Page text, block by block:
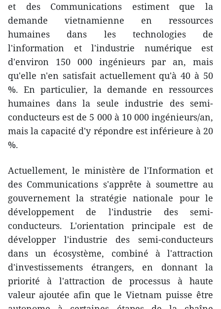
et des Communications estiment que la
demande vietnamienne en ressources
humaines dans les technologies de
l'information et l'industrie numérique est
d'environ 150 000 ingénieurs par an, mais
qu'elle n'en satisfait actuellement qu'à 40 à 50
%. En particulier, la demande en ressources
humaines dans la seule industrie des semi-
conducteurs est de 5 000 à 10 000 ingénieurs/an,
mais la capacité d'y répondre est inférieure à 20
%.
Actuellement, le ministère de l'Information et
des Communications s'apprête à soumettre au
gouvernement la stratégie nationale pour le
développement de l'industrie des semi-
conducteurs. L'orientation principale est de
développer l'industrie des semi-conducteurs
dans un écosystème, combiné à l'attraction
d'investissements étrangers, en donnant la
priorité à l'attraction de processus à haute
valeur ajoutée afin que le Vietnam puisse être